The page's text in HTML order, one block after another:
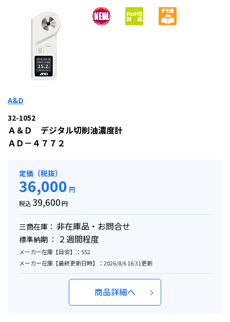
A&D
32-1052
Ａ＆Ｄ デジタル切削油濃度計
ＡＤ－４７７２
定価（税抜）
36,000 円
税込 39,600円
三商在庫： 非在庫品・お問合せ
標準納期 ： ２週間程度
メーカー在庫【目安】：552
メーカー在庫【最終更新日時】：2026/8/6 16:31更新
商品詳細へ